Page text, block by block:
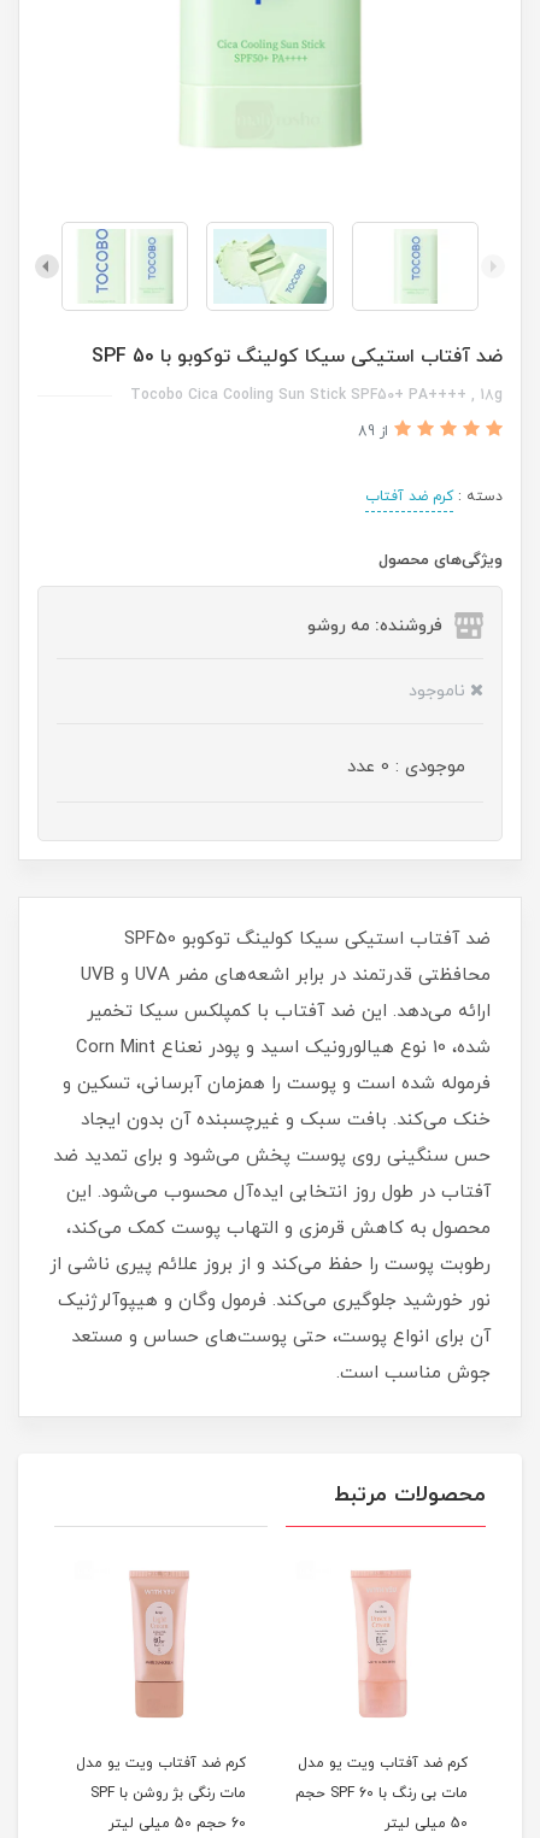
ضد آفتاب استیکی سیکا کولینگ توکوبو با SPF 50
Tocobo Cica Cooling Sun Stick SPF50+ PA++++ , 18g
از 89
دسته :کرم ضد آفتاب
ویژگی‌های محصول
فروشنده: مه رو‌شو
ناموجود
موجودی : 0 عدد
ضد آفتاب استیکی سیکا کولینگ توکوبو SPF50
محافظتی قدرتمند در برابر اشعه‌های مضر UVA و UVB
ارائه می‌دهد. این ضد آفتاب با کمپلکس سیکا تخمیر
شده، 10 نوع هیالورونیک اسید و پودر نعناع Corn Mint
فرموله شده است و پوست را همزمان آبرسانی، تسکین و
خنک می‌کند. بافت سبک و غیرچسبنده آن بدون ایجاد
حس سنگینی روی پوست پخش می‌شود و برای تمدید ضد
آفتاب در طول روز انتخابی ایده‌آل محسوب می‌شود. این
محصول به کاهش قرمزی و التهاب پوست کمک می‌کند،
رطوبت پوست را حفظ می‌کند و از بروز علائم پیری ناشی از
نور خورشید جلوگیری می‌کند. فرمول وگان و هیپوآلرژنیک
آن برای انواع پوست، حتی پوست‌های حساس و مستعد
جوش مناسب است.
محصولات مرتبط
کرم ضد آفتاب ویت یو مدل
مات بی رنگ با SPF 60 حجم
50 میلی لیتر
کرم ضد آفتاب ویت یو مدل
مات رنگی بژ روشن با SPF
60 حجم 50 میلی لیتر